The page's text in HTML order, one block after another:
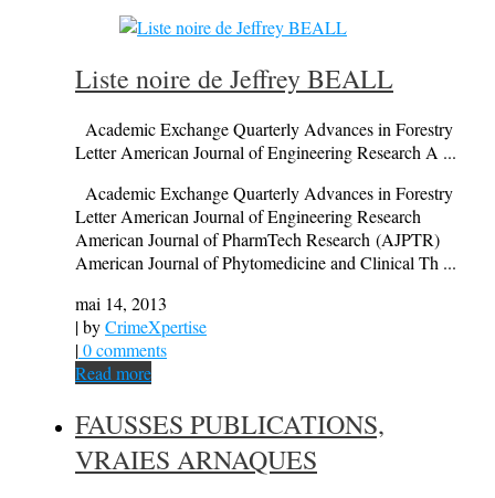
Liste noire de Jeffrey BEALL
Academic Exchange Quarterly Advances in Forestry
Letter American Journal of Engineering Research A ...
Academic Exchange Quarterly Advances in Forestry
Letter American Journal of Engineering Research
American Journal of PharmTech Research (AJPTR)
American Journal of Phytomedicine and Clinical Th ...
mai 14, 2013
| byCrimeXpertise
|0 comments
Read more
FAUSSES PUBLICATIONS,
VRAIES ARNAQUES